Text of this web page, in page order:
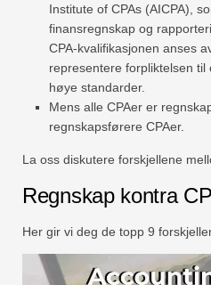
Institute of CPAs (AICPA),
finansregnskap og
CPA-kvalifikasjonen anses
representere forpliktelsen
høye standarder.
Mens alle CPAer er
regnskapsførere CPAer.
La oss diskutere forskjellene
Regnskap kontra
Her gir vi deg de topp 9